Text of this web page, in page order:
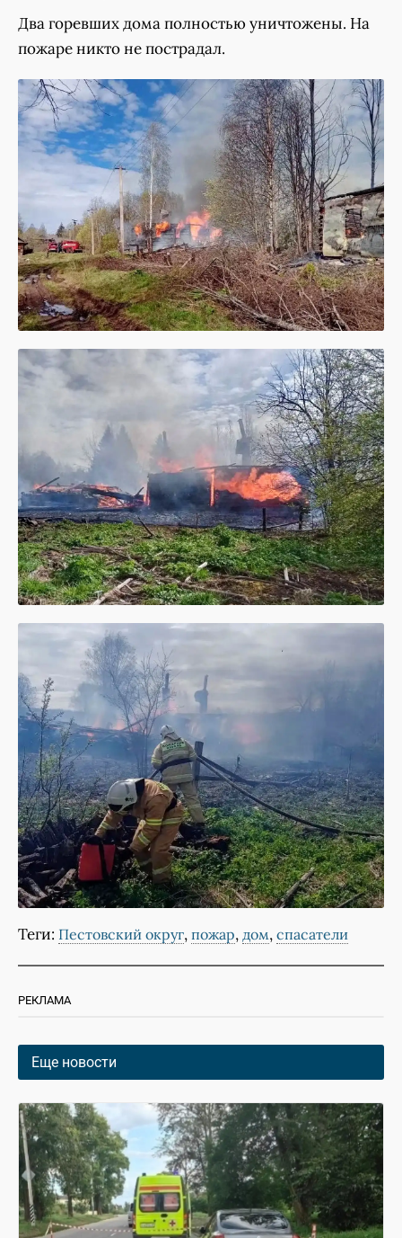
Два горевших дома полностью уничтожены. На
пожаре никто не пострадал.
Теги: Пестовский округ, пожар, дом, спасатели
РЕКЛАМА
Еще новости